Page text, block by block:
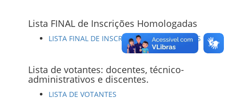
Lista FINAL de Inscrições Homologadas
LISTA FINAL DE INSCRIÇÕES HOMOLOGADAS
Lista de votantes: docentes, técnico-
administrativos e discentes.
LISTA DE VOTANTES